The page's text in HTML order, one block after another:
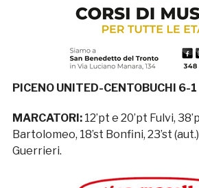
PICENO UNITED-CENTOBUCHI 6-1
MARCATORI: 12’pt e 20’pt Fulvi,
Bartolomeo, 18’st Bonfini, 23’st
Guerrieri.